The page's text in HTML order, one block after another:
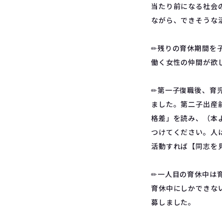
当たり前になる社会
ながら、できそうな
✏︎残りの育休期間を
働く女性の仲間が欲
✏︎第一子復職後、育
ました。第二子出産
格差」を読み、（本
つけてください。人
活動すれば【同志を
✏︎一人目の育休中は
育休中にしかできな
募しました。